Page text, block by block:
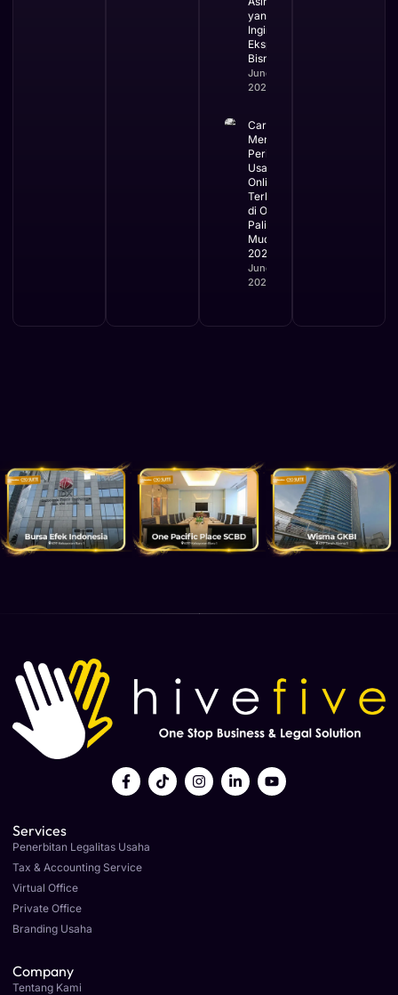
yang
Ingin
Ekspansi
Bisnis
June 3,
2026
Cara
Mengurus
Perizinan
Usaha
Online
Terbaru
di OSS
Paling
Mudah
2026
June 2,
2026
Services
Penerbitan Legalitas Usaha
Tax & Accounting Service
Virtual Office
Private Office
Branding Usaha
Company
Tentang Kami